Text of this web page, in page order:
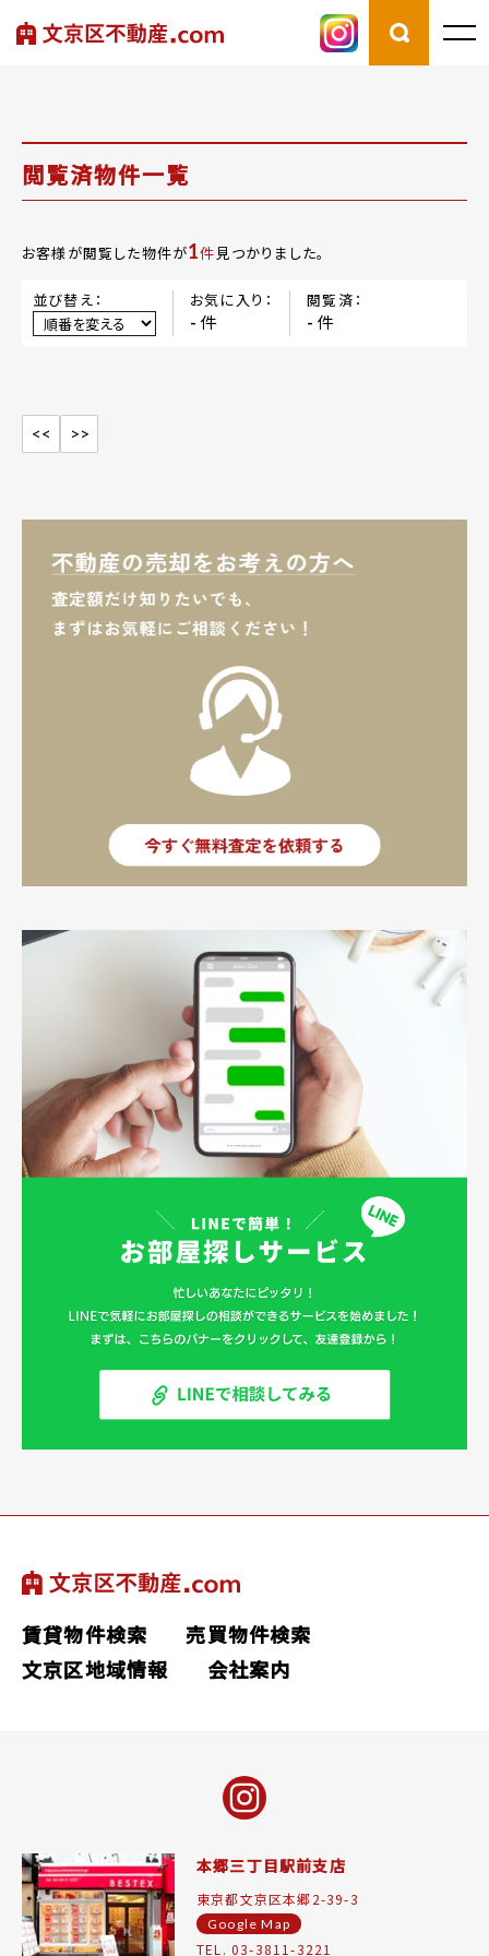
閲覧済物件一覧
お客様が閲覧した物件が1件見つかりました。
並び替え： お気に入り：
- 件
閲覧済：
- 件
<< >>
賃貸物件検索
売買物件検索
文京区地域情報
会社案内
本郷三丁目駅前支店
東京都文京区本郷2-39-3
Google Map
TEL. 03-3811-3221